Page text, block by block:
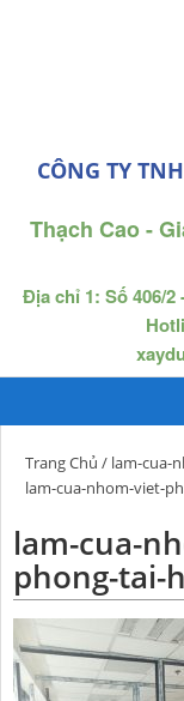
CÔNG TY
Thạch Cao -
Địa chỉ 1: Số 406/
Trang Chủ / lam-cua-
lam-cua-nhom-viet-
lam-cua-
phong-tai-